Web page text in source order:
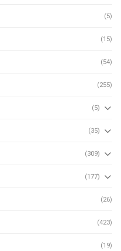
(5)
(15)
(54)
(255)
(5)
(35)
(309)
(177)
(26)
(423)
(19)